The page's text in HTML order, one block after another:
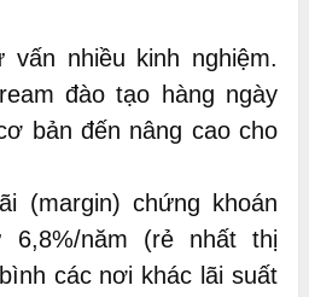
vấn nhiều kinh nghiệm.
đào tạo hàng ngày
bản đến nâng cao cho
(margin) chứng khoán
năm (rẻ nhất thị
các nơi khác lãi suất